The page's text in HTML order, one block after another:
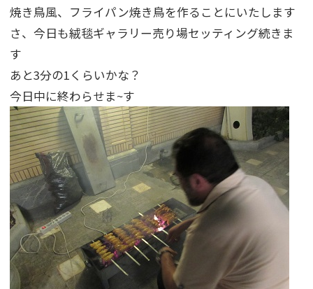
焼き鳥風、フライパン焼き鳥を作ることにいたします
さ、今日も絨毯ギャラリー売り場セッティング続きま
す
あと3分の1くらいかな？
今日中に終わらせま~す